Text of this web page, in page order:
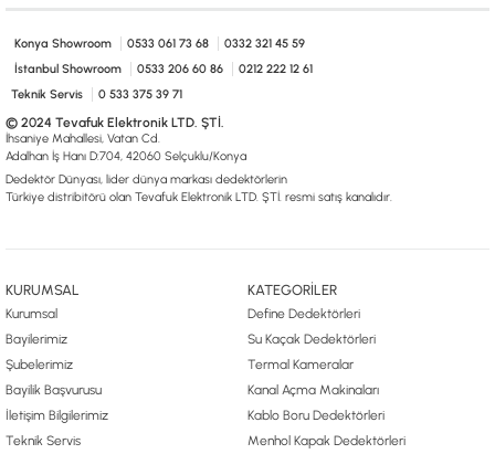
Konya Showroom 0533 061 73 68
0332 321 45 59
İstanbul Showroom
0533 206 60 86
0212 222 12 61
Teknik Servis
0 533 375 39 71
© 2024 Tevafuk Elektronik LTD. ŞTİ.
İhsaniye Mahallesi, Vatan Cd.
Adalhan İş Hanı D:704, 42060 Selçuklu/Konya
Dedektör Dünyası, lider dünya markası dedektörlerin
Türkiye distribitörü olan Tevafuk Elektronik LTD. ŞTİ. resmi satış kanalıdır.
KURUMSAL
Kurumsal
Bayilerimiz
Şubelerimiz
Bayilik Başvurusu
İletişim Bilgilerimiz
Teknik Servis
KATEGORİLER
Define Dedektörleri
Su Kaçak Dedektörleri
Termal Kameralar
Kanal Açma Makinaları
Kablo Boru Dedektörleri
Menhol Kapak Dedektörleri